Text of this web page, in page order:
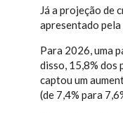
Já a projeção de
apresentado
Para 2026, uma
disso, 15,8% dos
captou um
(de 7,4% para